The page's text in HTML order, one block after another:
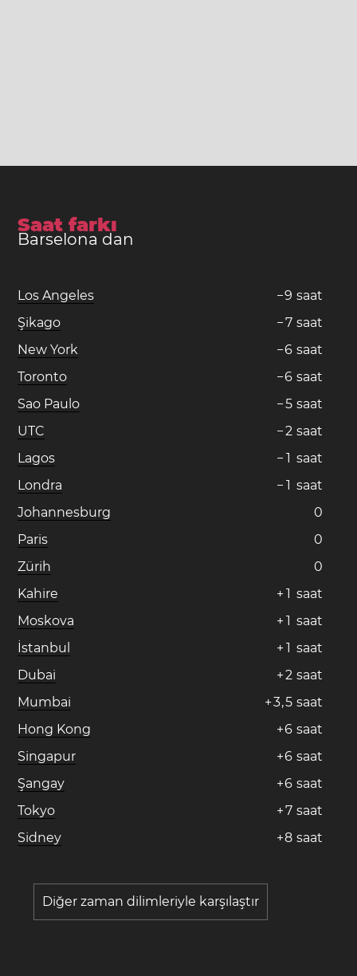
Saat farkı
Barselona dan
Los Angeles −9 saat
Şikago
−7 saat
New York
−6 saat
Toronto
−6 saat
Sao Paulo
−5 saat
UTC
−2 saat
Lagos
− 1 saat
Londra
− 1 saat
Johannesburg
0
Paris
0
Zürih
0
Kahire
+ 1 saat
Moskova
+ 1 saat
İstanbul
+ 1 saat
Dubai
+2 saat
Mumbai
+3,5 saat
Hong Kong
+6 saat
Singapur
+6 saat
Şangay
+6 saat
Tokyo
+7 saat
Sidney
+8 saat
Diğer zaman dilimleriyle karşılaştır